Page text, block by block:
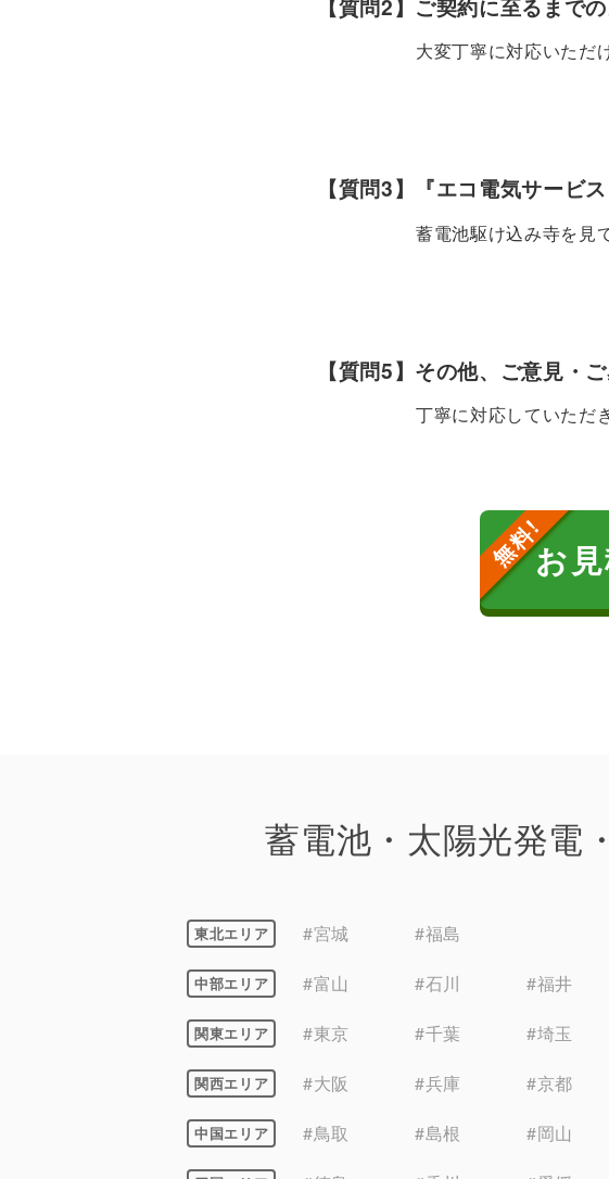
【質問2】ご契約に至るまで
大変丁寧に対応いただ
【質問3】『エコ電気サービ
蓄電池駆け込み寺を見
【質問5】その他、ご意見・
丁寧に対応していただ
お
蓄電池・太陽光発電
東北エリア #宮城 #福島
中部エリア #富山 #石川 #福井
関東エリア #東京 #千葉 #埼玉
関西エリア #大阪 #兵庫 #京都
中国エリア #鳥取 #島根 #岡山